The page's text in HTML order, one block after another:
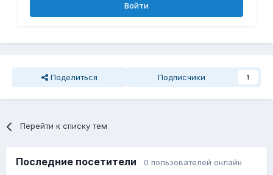
Войти
Поделиться Подписчики 1
Перейти к списку тем
Последние посетители 0 пользователей онлайн